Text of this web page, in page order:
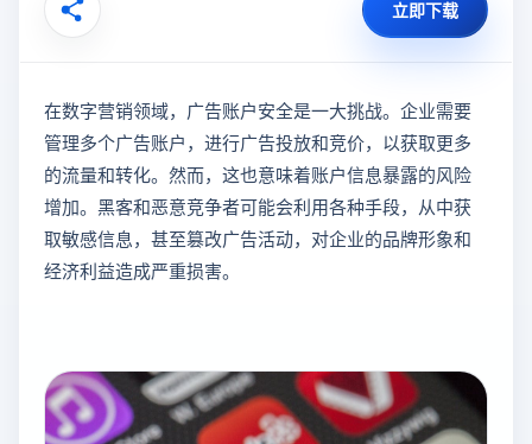
立即下载
在数字营销领域，广告账户安全是一大挑战。企业需要
管理多个广告账户，进行广告投放和竞价，以获取更多
的流量和转化。然而，这也意味着账户信息暴露的风险
增加。黑客和恶意竞争者可能会利用各种手段，从中获
取敏感信息，甚至篡改广告活动，对企业的品牌形象和
经济利益造成严重损害。